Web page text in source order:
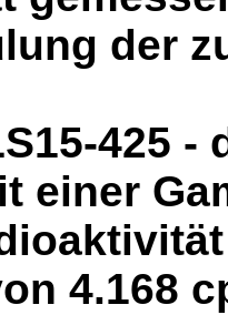
der
425 -
einer
4.168